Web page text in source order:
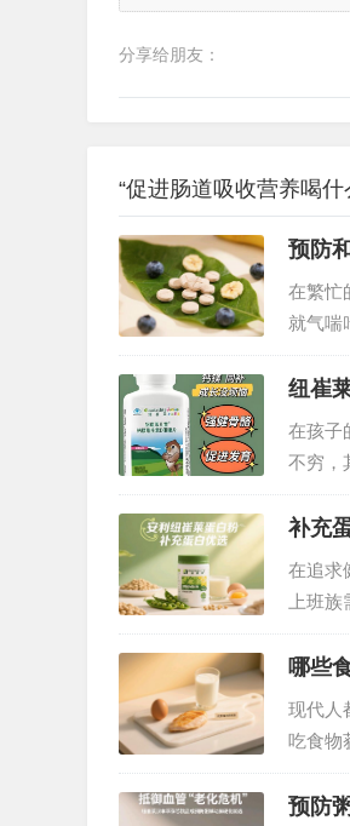
分享给朋友：
“促进肠道吸收营养喝
预防
在繁忙
就气喘
显示，
血不仅
纽崔
在孩子
不穷，
“秘密
补充
在追求
上班
今天，
哪些
现代人
吃食物
质且常
预防